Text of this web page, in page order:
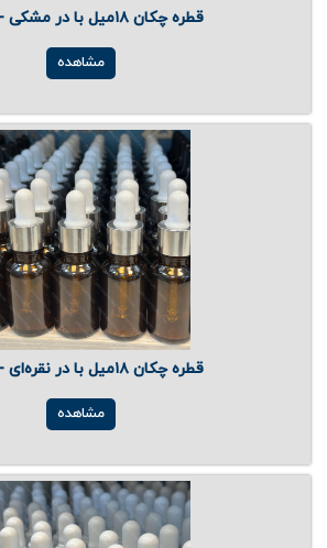
قطره چکان ۱۸میل با در مشکی - 3831
مشاهده
قطره چکان ۱۸میل با در نقره‌ای - 3830
مشاهده